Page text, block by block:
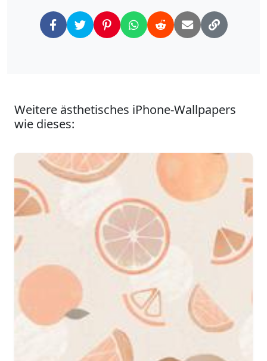
Weitere ästhetisches iPhone-Wallpapers
wie dieses: